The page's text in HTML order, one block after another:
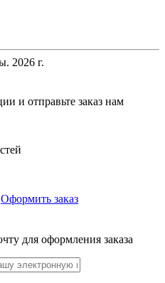
2026 г.
и отправьте заказ нам
Оформить заказ
для оформления заказа